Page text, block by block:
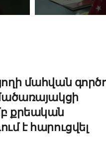
մահվան
քրեական
է հարուցվել